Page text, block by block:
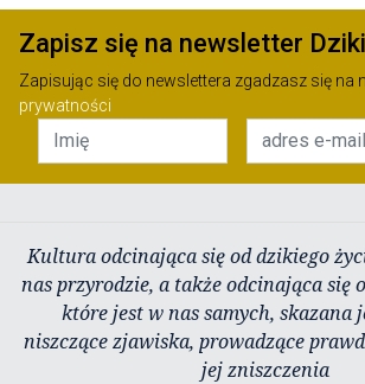
Zapisz się na newsletter
Zapisując się do newslettera zgadzasz się na
prywatności
Kultura odcinająca się od dzikiego
nas przyrodzie, a także odcinająca się
które jest w nas samych, skazana
niszczące zjawiska, prowadzące
jej zniszczenia